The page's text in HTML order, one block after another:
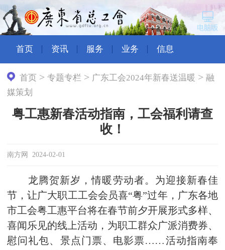
首页 资讯 服务 业务 信息
首页 >专题专栏 > 广东工会2024年新春送温暖 >融
媒策划
粤工惠新春活动指南，工会福利请查
收！
南方网 2024-02-01
龙腾贺新岁，情暖劳动者。为迎接新春佳
节，让广大职工工会会员喜“粤”过年，广东各地
市工会粤工惠平台将在春节前夕开展形式多样、
喜闻乐见的线上活动，为职工群众广派消费券、
慰问礼包、景点门票、电影票……活动指南奉